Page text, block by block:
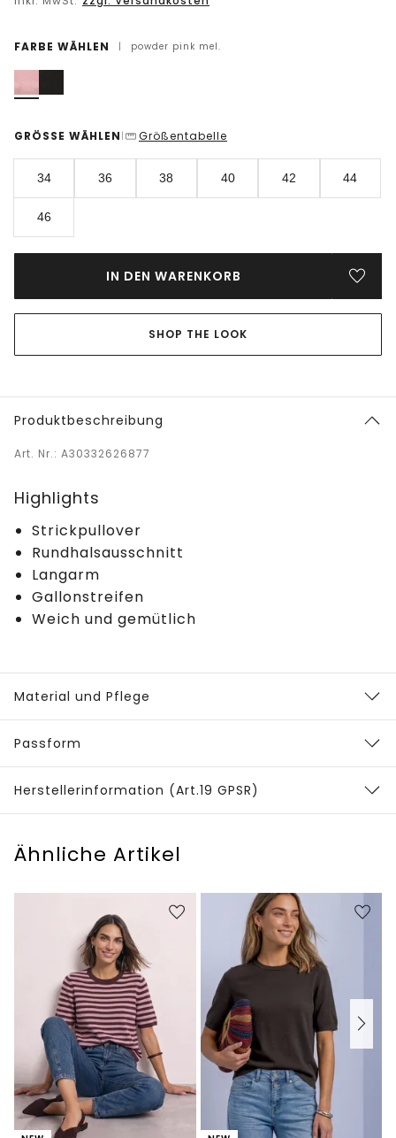
FARBE WÄHLEN | powder pink mel.
GRÖSSE WÄHLEN | Größentabelle
34 36 38 40 42 44
46
IN DEN WARENKORB
SHOP THE LOOK
Produktbeschreibung
Art. Nr.: A30332626877
Highlights
Strickpullover
Rundhalsausschnitt
Langarm
Gallonstreifen
Weich und gemütlich
Material und Pflege
Passform
Herstellerinformation (Art.19 GPSR)
Ähnliche Artikel